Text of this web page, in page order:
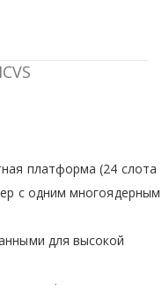
платформа (24 слота
с одним многоядерным
для высокой